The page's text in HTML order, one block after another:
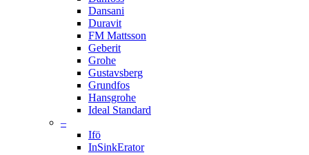
Dansani
Duravit
FM Mattsson
Geberit
Grohe
Gustavsberg
Grundfos
Hansgrohe
Ideal Standard
–
Ifö
InSinkErator